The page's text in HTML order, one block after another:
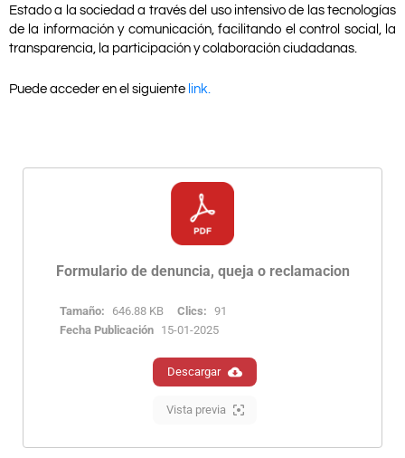
Estado a la sociedad a través del uso intensivo de las tecnologías
de la información y comunicación, facilitando el control social, la
transparencia, la participación y colaboración ciudadanas.
Puede acceder en el siguiente link.
Formulario de denuncia, queja o reclamacion
Tamaño: 646.88 KB Clics: 91
Fecha Publicación 15-01-2025
Descargar
Vista previa